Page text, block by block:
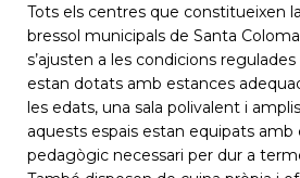
Tots els centres que constitueixen
bressol municipals de Santa
s’ajusten a les condicions
estan dotats amb estances
les edats, una sala polivalent i
aquests espais estan equipats
pedagògic necessari per dur a